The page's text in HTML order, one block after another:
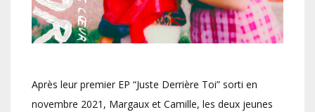
Après leur premier EP “Juste Derrière Toi” sorti en
novembre 2021, Margaux et Camille, les deux jeunes